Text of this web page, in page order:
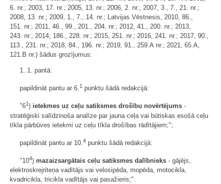
6. nr.; 2003, 17. nr.; 2005, 13. nr.; 2006, 2. nr.; 2007, 3., 7., 21. nr.;
2008, 13. nr.; 2009, 1., 7., 14. nr.; Latvijas Vēstnesis, 2010, 86.,
151. nr.; 2011, 46., 99., 201., 204. nr.; 2012, 41., 200. nr.; 2013,
243. nr.; 2014, 186., 228. nr.; 2015, 251. nr.; 2016, 241. nr.; 2017, 90.,
113., 231. nr.; 2018, 84., 196. nr.; 2019, 91., 259.A nr.; 2021, 65.A,
121.B nr.) šādus grozījumus:
1. 1. pantā:
papildināt pantu ar 6.1 punktu šādā redakcijā:
"61 ) ietekmes uz ceļu satiksmes drošību novērtējums -
stratēģiski salīdzinoša analīze par jauna ceļa vai būtiskas esošā ceļu
tīkla pārbūves ietekmi uz ceļu tīkla drošības rādītājiem;";
papildināt pantu ar 10. 4 punktu šādā redakcijā:
"104) mazaizsargātais ceļu satiksmes dalībnieks - gājējs,
elektroskrejriteņa vadītājs vai velosipēda, mopēda, motocikla,
kvadricikla, tricikla vadītājs vai pasažieris;".